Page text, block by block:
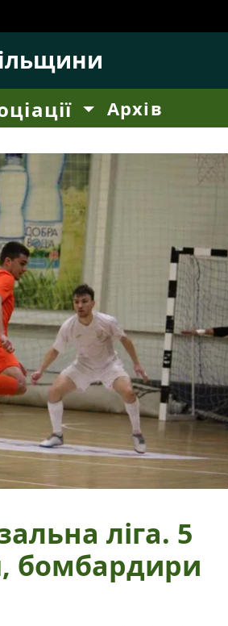
Архів
ліга. 5
бомбардири